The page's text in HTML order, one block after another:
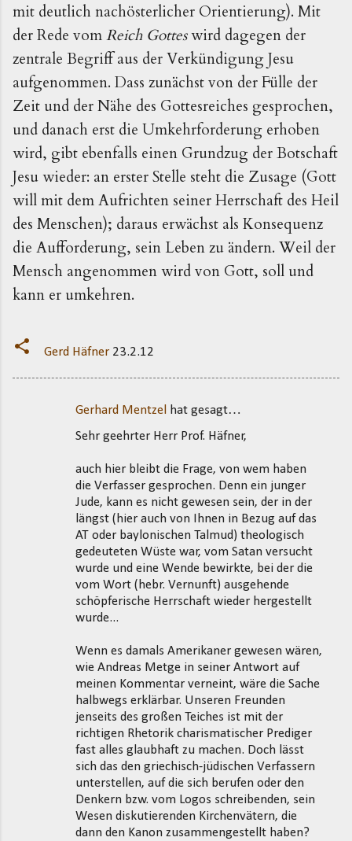
mit deutlich nachösterlicher Orientierung). Mit
der Rede vomReich Gotteswird dagegen der
zentrale Begriff aus der Verkündigung Jesu
aufgenommen. Dass zunächst von der Fülle der
Zeit und der Nähe des Gottesreiches gesprochen,
und danach erst die Umkehrforderung erhoben
wird, gibt ebenfalls einen Grundzug der Botschaft
Jesu wieder: an erster Stelle steht die Zusage (Gott
will mit dem Aufrichten seiner Herrschaft des Heil
des Menschen); daraus erwächst als Konsequenz
die Aufforderung, sein Leben zu ändern. Weil der
Mensch angenommen wird von Gott, soll und
kann er umkehren.
Gerd Häfner 23.2.12
Gerhard Mentzel
hat gesagt…
Sehr geehrter Herr Prof. Häfner,
auch hier bleibt die Frage, von wem haben
die Verfasser gesprochen. Denn ein junger
Jude, kann es nicht gewesen sein, der in der
längst (hier auch von Ihnen in Bezug auf das
AT oder baylonischen Talmud) theologisch
gedeuteten Wüste war, vom Satan versucht
wurde und eine Wende bewirkte, bei der die
vom Wort (hebr. Vernunft) ausgehende
schöpferische Herrschaft wieder hergestellt
wurde...
Wenn es damals Amerikaner gewesen wären,
wie Andreas Metge in seiner Antwort auf
meinen Kommentar verneint, wäre die Sache
halbwegs erklärbar. Unseren Freunden
jenseits des großen Teiches ist mit der
richtigen Rhetorik charismatischer Prediger
fast alles glaubhaft zu machen. Doch lässt
sich das den griechisch-jüdischen Verfassern
unterstellen, auf die sich berufen oder den
Denkern bzw. vom Logos schreibenden, sein
Wesen diskutierenden Kirchenvätern, die
dann den Kanon zusammengestellt haben?